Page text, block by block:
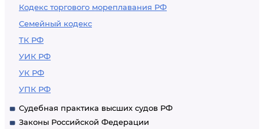
Кодекс торгового мореплавания РФ
Семейный кодекс
ТК РФ
УИК РФ
УК РФ
УПК РФ
Судебная практика высших судов РФ
Законы Российской Федерации